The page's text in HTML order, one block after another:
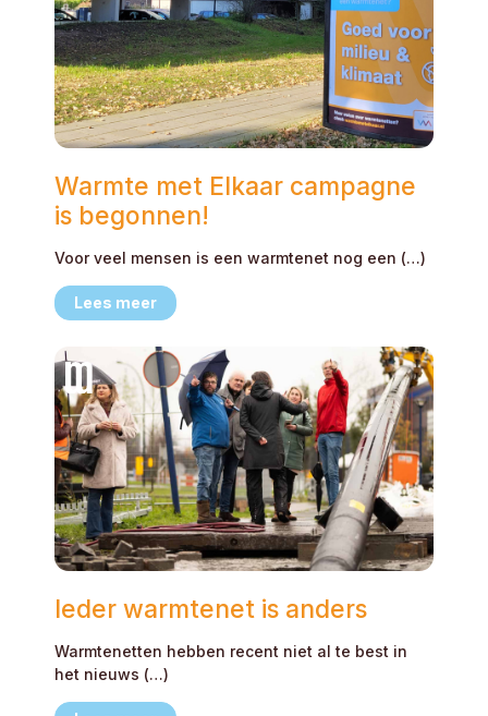
Warmte met Elkaar campagne
is begonnen!
Voor veel mensen is een warmtenet nog een (…)
Lees meer
Ieder warmtenet is anders
Warmtenetten hebben recent niet al te best in
het nieuws (…)